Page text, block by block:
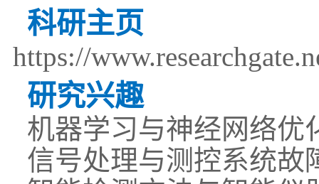
科研主页
https://
研究兴趣
机器学习与神经网络优
信号处理与测控系统故